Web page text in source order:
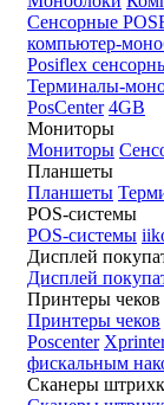
Сенсорные
компьютер-
Posiflex
Терминалы-
PosCenter 4GB
Мониторы
Мониторы
Планшеты
Планшеты
POS-системы
POS-системы
Дисплей
Дисплей
Принтеры чеков
Принтеры чеков
Poscenter
фискальным
Сканеры